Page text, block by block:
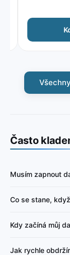
Často
Musím zapnout
Co se stane,
Kdy začíná můj
Jak rychle